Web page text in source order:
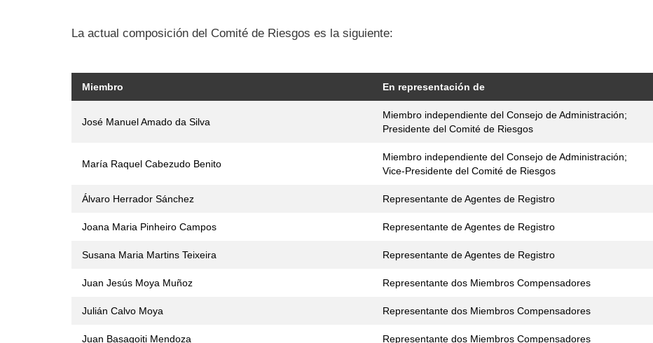
La actual composición del Comité de Riesgos es la siguiente:
Miembro En representación de
José Manuel Amado da Silva
Miembro independiente del Consejo de Administración;
Presidente del Comité de Riesgos
María Raquel Cabezudo Benito
Miembro independiente del Consejo de Administración;
Vice-Presidente del Comité de Riesgos
Álvaro Herrador Sánchez Representante de Agentes de Registro
Joana Maria Pinheiro Campos Representante de Agentes de Registro
Susana Maria Martins Teixeira Representante de Agentes de Registro
Juan Jesús Moya Muñoz Representante dos Miembros Compensadores
Julián Calvo Moya Representante dos Miembros Compensadores
Juan Basagoiti Mendoza Representante dos Miembros Compensadores